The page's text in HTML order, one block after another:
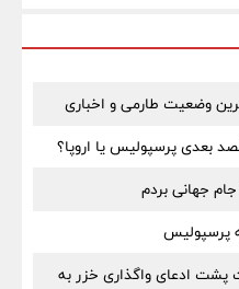
وضعیت طارمی و اخباری
بعدی پرسپولیس یا اروپا؟
جهانی بردم
پرسپولیس
پشت ادعای واگذاری خزر به